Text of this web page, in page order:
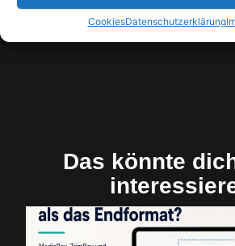
CookiesDatenschutzerklärung
Das könnte